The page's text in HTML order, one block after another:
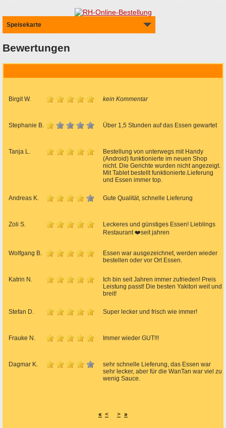
Speisekarte
Bewertungen
Birgit W. kein Kommentar
Stephanie B. Über 1,5 Stunden auf das Essen gewartet
Tanja L.
Bestellung von unterwegs mit Handy
(Android) funktionierte im neuen Shop
nicht. Die Gerichte wurden nicht angezeigt.
Mit Tablet bestellt funktionierte.Lieferung
und Essen immer top.
Andreas K. Gute Qualität, schnelle Lieferung
Zoli S.
Leckeres und günstiges Essen! Lieblings
Restaurant ❤️seit jahren
Wolfgang B.
Essen war ausgezeichnet, werden wieder
bestellen oder vor Ort Essen.
Katrin N.
Ich bin seit Jahren immer zufrieden! Preis
Leistung passt! Die besten Yakitori weit und
breit!
Stefan D. Super lecker und frisch wie immer!
Frauke N. Immer wieder GUT!!!
Dagmar K.
sehr schnelle Lieferung, das Essen war
sehr lecker, aber für die WanTan war viel zu
wenig Sauce.
« < > »